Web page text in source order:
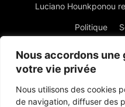
Nous accordons une
votre vie privée
Nous utilisons des cookies
de navigation, diffuser des
Luciano Hounkponou
Politique
© Powered by